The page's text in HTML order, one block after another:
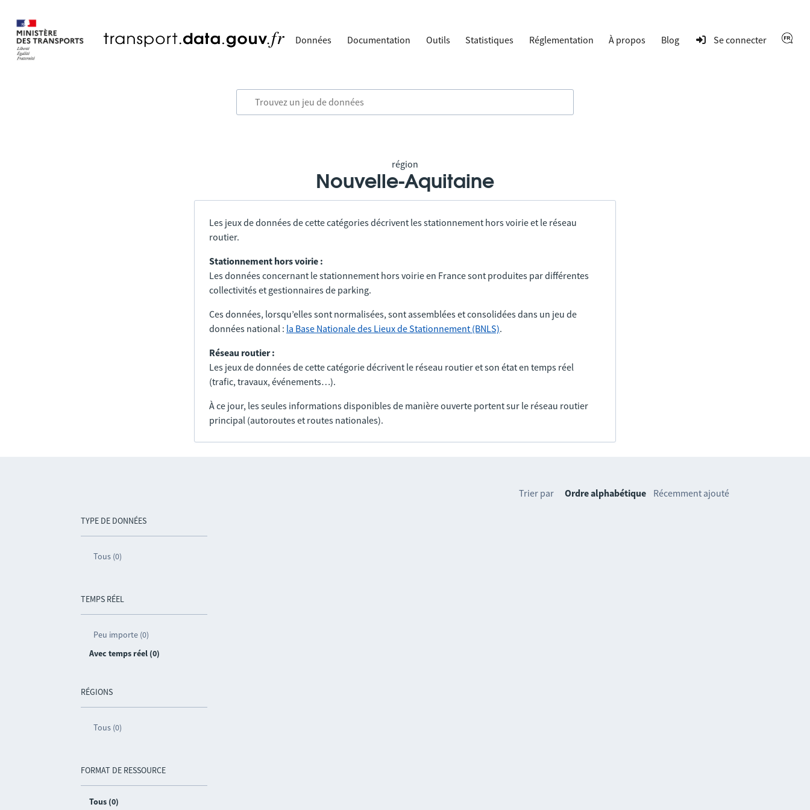
Données Documentation Outils Statistiques Réglementation À propos Blog Se connecter
région
Nouvelle-Aquitaine
Les jeux de données de cette catégories décrivent les stationnement hors voirie et le réseau
routier.
Stationnement hors voirie :
Les données concernant le stationnement hors voirie en France sont produites par différentes
collectivités et gestionnaires de parking.
Ces données, lorsqu’elles sont normalisées, sont assemblées et consolidées dans un jeu de
données national : la Base Nationale des Lieux de Stationnement (BNLS).
Réseau routier :
Les jeux de données de cette catégorie décrivent le réseau routier et son état en temps réel
(trafic, travaux, événements…).
À ce jour, les seules informations disponibles de manière ouverte portent sur le réseau routier
principal (autoroutes et routes nationales).
TYPE DE DONNÉES
Tous (0)
TEMPS RÉEL
Peu importe (0)
Avec temps réel (0)
RÉGIONS
Tous (0)
FORMAT DE RESSOURCE
Tous (0)
Trier par Ordre alphabétique Récemment ajouté